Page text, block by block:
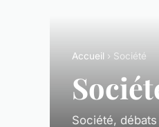
Accueil › Société
Société,